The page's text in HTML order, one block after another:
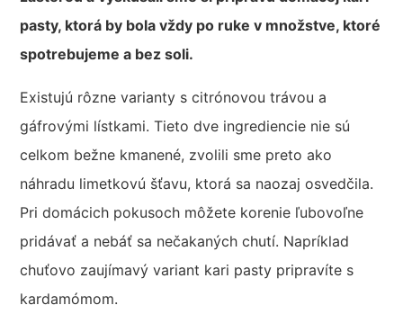
pasty, ktorá by bola vždy po ruke v množstve, ktoré
spotrebujeme a bez soli.
Existujú rôzne varianty s citrónovou trávou a
gáfrovými lístkami. Tieto dve ingrediencie nie sú
celkom bežne kmanené, zvolili sme preto ako
náhradu limetkovú šťavu, ktorá sa naozaj osvedčila.
Pri domácich pokusoch môžete korenie ľubovoľne
pridávať a nebáť sa nečakaných chutí. Napríklad
chuťovo zaujímavý variant kari pasty pripravíte s
kardamómom.